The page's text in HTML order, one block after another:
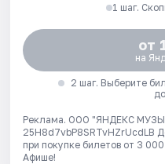
1 шаг.
от
на
2 шаг. Выберите
Реклама. ООО "ЯНДЕКС
25H8d7vbP8SRTvHZrUcdLB
при покупке билетов от 3
Афише!